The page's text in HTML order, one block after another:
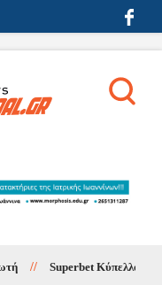
// Superbet Κύπελλο